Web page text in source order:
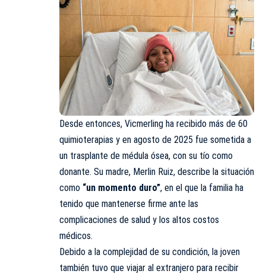
Desde entonces, Vicmerling ha recibido más de 60
quimioterapias y en agosto de 2025 fue sometida a
un trasplante de médula ósea, con su tío como
donante. Su madre, Merlin Ruiz, describe la situación
como “un momento duro”, en el que la familia ha
tenido que mantenerse firme ante las
complicaciones de salud y los altos costos
médicos.
Debido a la complejidad de su condición, la joven
también tuvo que viajar al extranjero para recibir